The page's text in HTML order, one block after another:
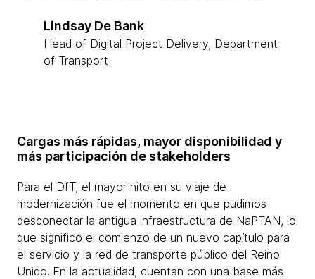
Lindsay De Bank
Head of Digital Project Delivery, Department
of Transport
Cargas más rápidas, mayor disponibilidad y
más participación de stakeholders
Para el DfT, el mayor hito en su viaje de
modernización fue el momento en que pudimos
desconectar la antigua infraestructura de NaPTAN, lo
que significó el comienzo de un nuevo capítulo para
el servicio y la red de transporte público del Reino
Unido. En la actualidad, cuentan con una base más